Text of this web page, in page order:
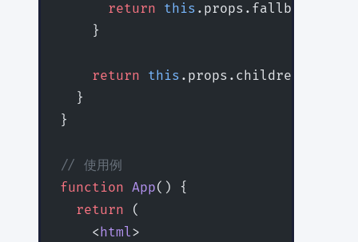
      return
this .props.fallback
    }
    return
this .props.children
  }
}
// 使用例
function App() {
  return
(
    <
html>